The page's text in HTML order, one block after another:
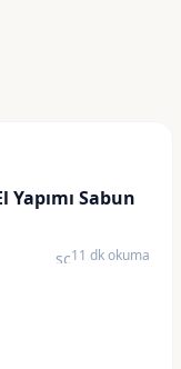
Yapımı Sabun
schedule
11 dk okuma